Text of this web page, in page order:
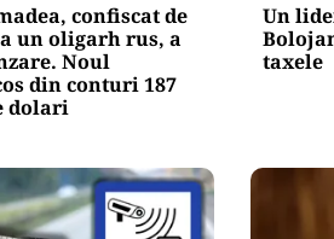
confiscat de
un oligarh rus, a
Noul
din conturi 187
dolari
Un
taxele